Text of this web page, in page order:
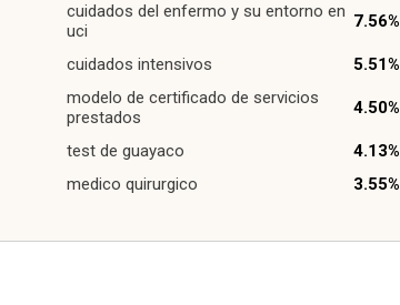
cuidados del enfermo y su entorno en
uci
7.56%
cuidados intensivos
5.51%
modelo de certificado de servicios
prestados
4.50%
test de guayaco
4.13%
medico quirurgico
3.55%